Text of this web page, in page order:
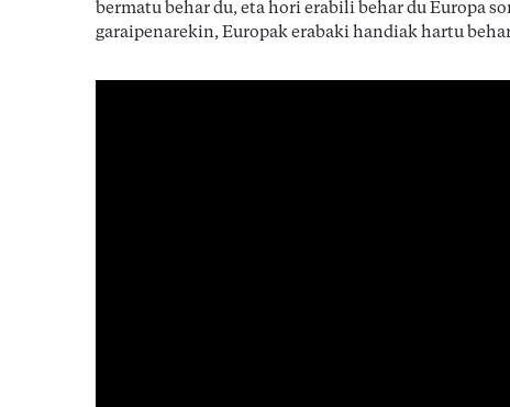
bermatu behar du, eta hori erabili behar du Europa
garaipenarekin, Europak erabaki handiak hartu